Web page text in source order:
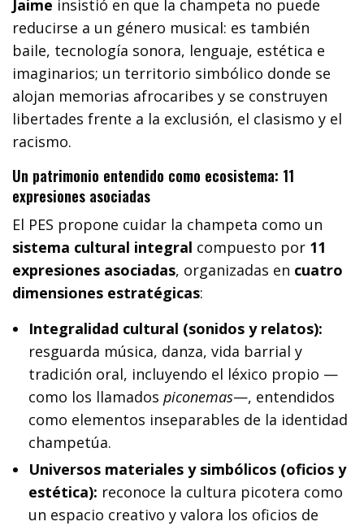
Jaime insistió en que la champeta no puede
reducirse a un género musical: es también
baile, tecnología sonora, lenguaje, estética e
imaginarios; un territorio simbólico donde se
alojan memorias afrocaribes y se construyen
libertades frente a la exclusión, el clasismo y el
racismo.
Un patrimonio entendido como ecosistema: 11
expresiones asociadas
El PES propone cuidar la champeta como un
sistema cultural integral compuesto por 11
expresiones asociadas, organizadas en cuatro
dimensiones estratégicas:
Integralidad cultural (sonidos y relatos):
resguarda música, danza, vida barrial y
tradición oral, incluyendo el léxico propio —
como los llamados piconemas—, entendidos
como elementos inseparables de la identidad
champetúa.
Universos materiales y simbólicos (oficios y
estética): reconoce la cultura picotera como
un espacio creativo y valora los oficios de